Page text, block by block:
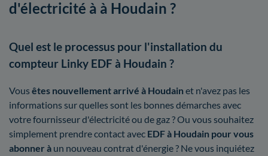
d'électricité à à Houdain ?
Quel est le processus pour l'installation du
compteur Linky EDF à Houdain ?
Vous êtes nouvellement arrivé à Houdain et n'avez pas les
informations sur quelles sont les bonnes démarches avec
votre fournisseur d'électricité ou de gaz ? Ou vous souhaitez
simplement prendre contact avec EDF à Houdain pour vous
abonner à un nouveau contrat d'énergie ? Ne vous inquiétez